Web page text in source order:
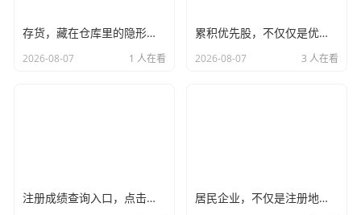
存货，藏在仓库里的隐形利润与审计师的噩梦
2026-08-07 1 人在看
累积优先股，不仅仅是优先，更是给股东的一颗定心丸？
2026-08-07 3 人在看
注册成绩查询入口，点击之前，请先深呼吸——聊聊CPA查分背后的悲喜与人生 居民企业，不仅是注册地，更是心在哪里——聊聊全球征税的那些事儿